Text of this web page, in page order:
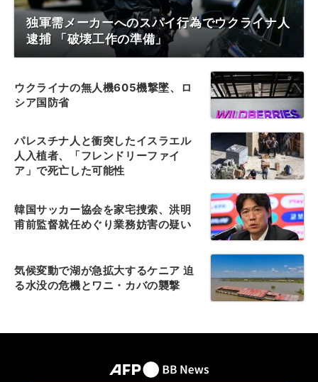
独軍需メーカーへのスパイ行為でウクライナ人
逮捕 「破壊工作の準備」
ウクライナの無人機605機撃墜、ロ
シア国防省
パレスチナ人と衝突したイスラエル
人入植者、「フレンドリーファイ
ア」で死亡した可能性
韓国サッカー協会を家宅捜索、洪明
甫前監督就任めぐり業務妨害の疑い
気候変動で湖が急拡大するケニア 迫
る水没の危機とワニ・カバの襲撃